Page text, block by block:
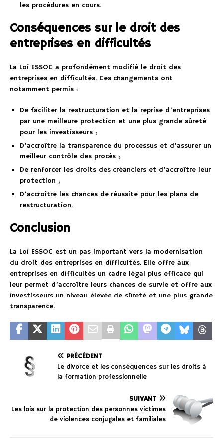
les procédures en cours.
Conséquences sur le droit des
entreprises en difficultés
La Loi ESSOC a profondément modifié le droit des
entreprises en difficultés. Ces changements ont
notamment permis :
De faciliter la restructuration et la reprise d’entreprises
par une meilleure protection et une plus grande sûreté
pour les investisseurs ;
D’accroître la transparence du processus et d’assurer un
meilleur contrôle des procès ;
De renforcer les droits des créanciers et d’accroître leur
protection ;
D’accroître les chances de réussite pour les plans de
restructuration.
Conclusion
La Loi ESSOC est un pas important vers la modernisation
du droit des entreprises en difficultés. Elle offre aux
entreprises en difficultés un cadre légal plus efficace qui
leur permet d’accroître leurs chances de survie et offre aux
investisseurs un niveau élevée de sûreté et une plus grande
transparence.
PRÉCÉDENT
Le divorce et les conséquences sur les droits à
la formation professionnelle
SUIVANT
Les lois sur la protection des personnes victimes
de violences conjugales et familiales